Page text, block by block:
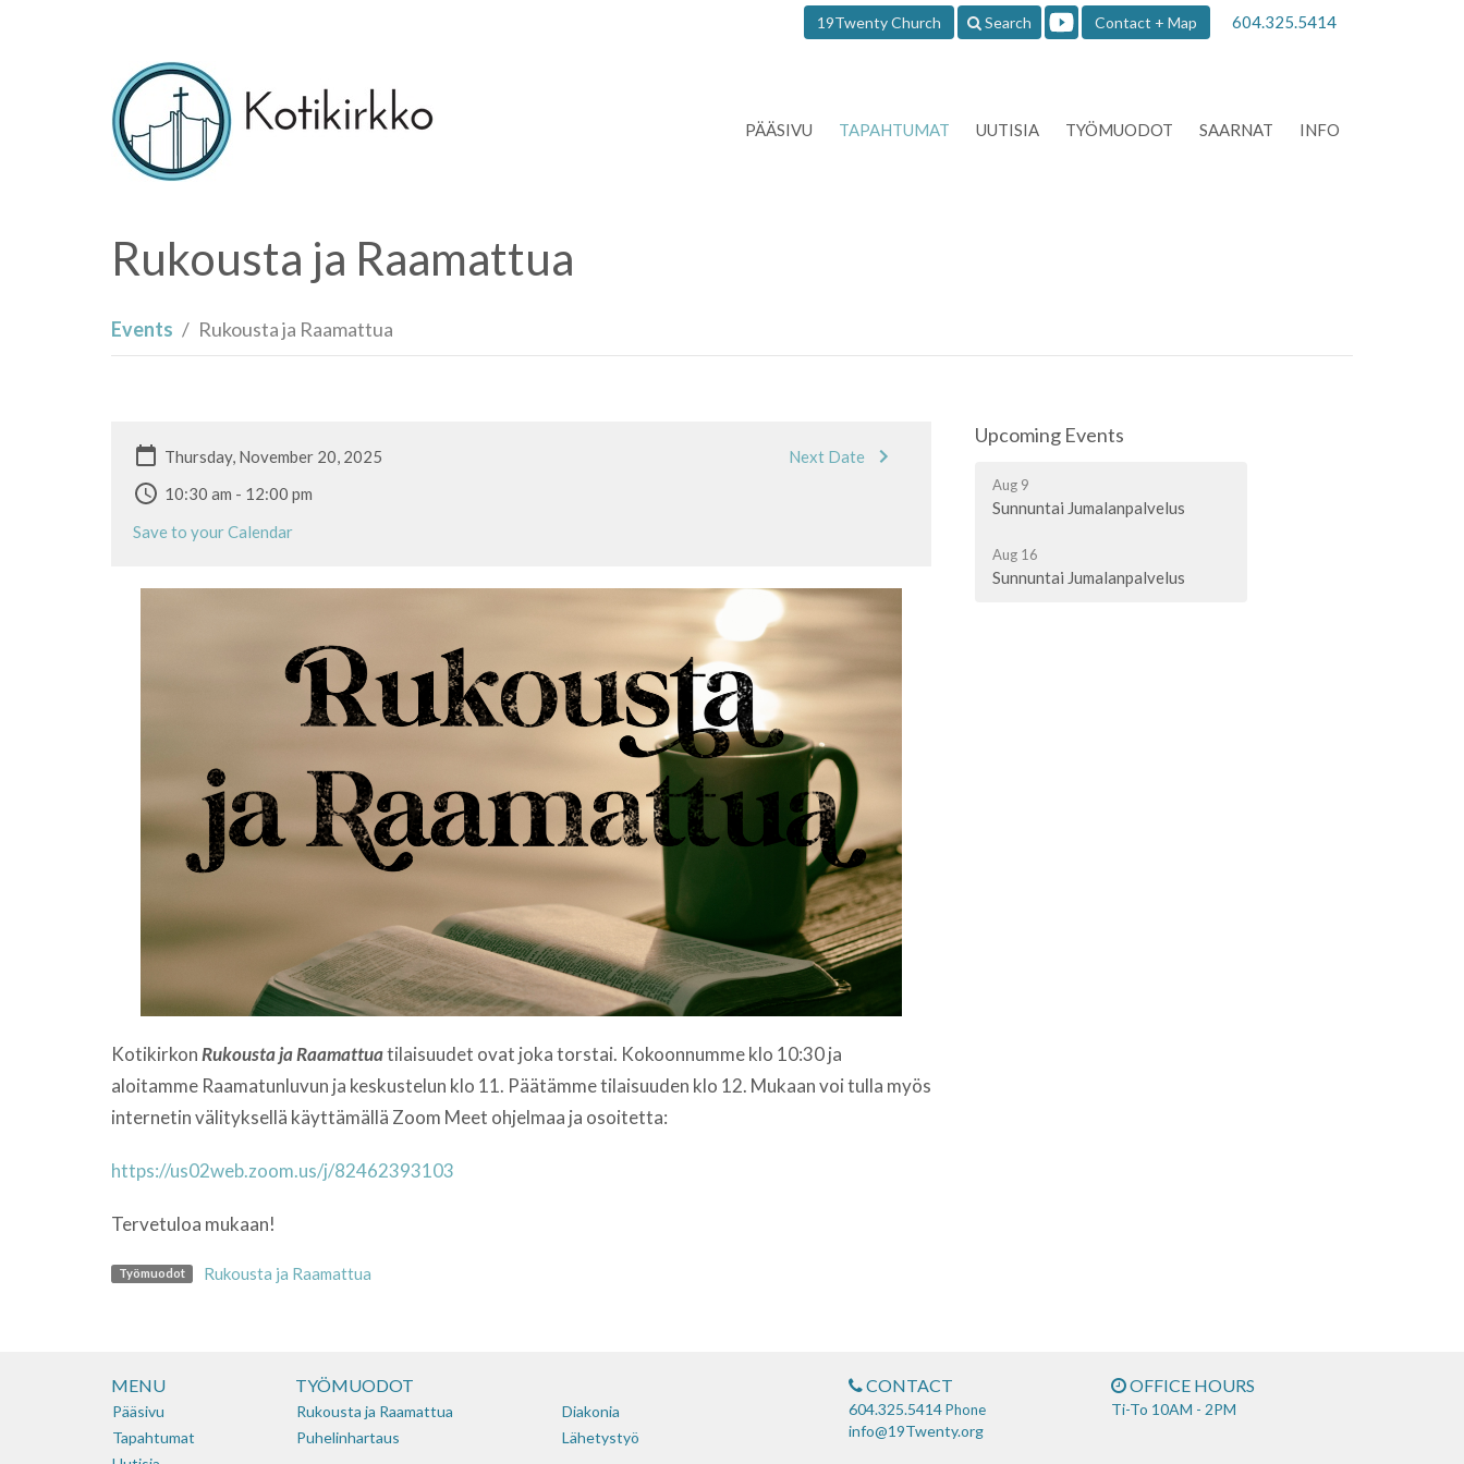
19Twenty Church Search Contact + Map 604.325.5414
PÄÄSIVU TAPAHTUMAT UUTISIA TYÖMUODOT SAARNAT INFO
Rukousta ja Raamattua
Events Rukousta ja Raamattua
Thursday, November 20, 2025
Next Date
10:30 am - 12:00 pm
Save to your Calendar
KotikirkonRukousta ja Raamattuatilaisuudet ovat joka torstai. Kokoonnumme klo 10:30 ja
aloitamme Raamatunluvun ja keskustelun klo 11. Päätämme tilaisuuden klo 12. Mukaan voi tulla myös
internetin välityksellä käyttämällä Zoom Meet ohjelmaa ja osoitetta:
https://us02web.zoom.us/j/82462393103
Tervetuloa mukaan!
Työmuodot Rukousta ja Raamattua
Upcoming Events
Aug 9
Sunnuntai Jumalanpalvelus
Aug 16
Sunnuntai Jumalanpalvelus
MENU
Pääsivu
Tapahtumat
TYÖMUODOT
Rukousta ja Raamattua
Diakonia
Puhelinhartaus
Lähetystyö
CONTACT
604.325.5414 Phone
info@19Twenty.org
OFFICE HOURS
Ti-To 10AM - 2PM